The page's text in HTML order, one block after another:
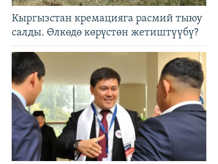
Кыргызстан кремацияга расмий тыюу
салды. Өлкөдө көрүстөн жетиштүүбү?